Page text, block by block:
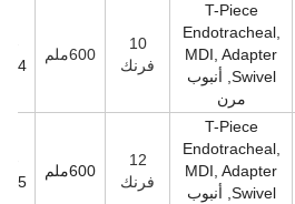
T-Piece
Endotracheal,
MDI, Adapter
Swivel, أنبوب
مرن
10
فرنك
600ملم
T-Piece
Endotracheal,
MDI, Adapter
Swivel, أنبوب
12
فرنك
600ملم